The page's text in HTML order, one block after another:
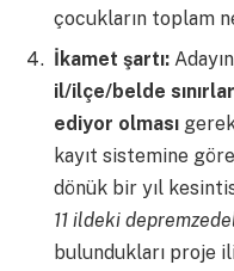
çocukların toplam
İkamet şartı:
il/ilçe/belde
ediyor olması
kayıt sistemine
dönük bir yıl
11 ildeki
bulundukları proje